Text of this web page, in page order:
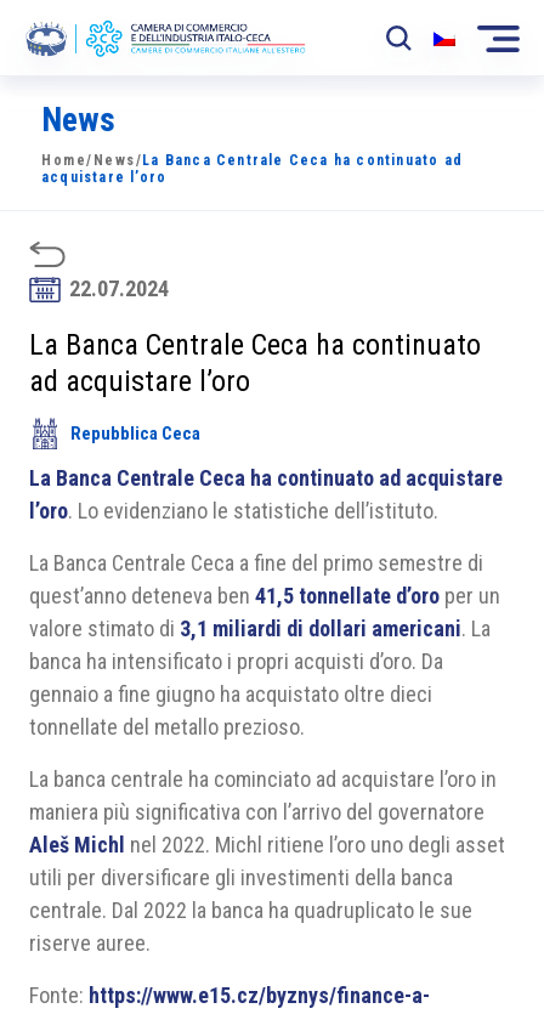
La Camera
News
Sviluppo Mercato
Soci
Partner
Progetti
Area riservata
News
Home/ News/ La Banca Centrale Ceca ha continuato ad
acquistare l’oro
22.07.2024
La Banca Centrale Ceca ha continuato
ad acquistare l’oro
Repubblica Ceca
La Banca Centrale Ceca ha continuato ad acquistare
l’oro. Lo evidenziano le statistiche dell’istituto.
La Banca Centrale Ceca a fine del primo semestre di
quest’anno deteneva ben 41,5 tonnellate d’oro per un
valore stimato di 3,1 miliardi di dollari americani. La
banca ha intensificato i propri acquisti d’oro. Da
gennaio a fine giugno ha acquistato oltre dieci
tonnellate del metallo prezioso.
La banca centrale ha cominciato ad acquistare l’oro in
maniera più significativa con l’arrivo del governatore
Aleš Michl nel 2022. Michl ritiene l’oro uno degli asset
utili per diversificare gli investimenti della banca
centrale. Dal 2022 la banca ha quadruplicato le sue
riserve auree.
Fonte: https://www.e15.cz/byznys/finance-a-